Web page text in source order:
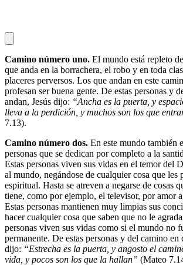
Camino número uno. El mundo está repleto
que anda en la borrachera, el robo y en toda
placeres perversos. Los que andan en este
profesan ser buena gente. De estas personas y
andan, Jesús dijo: “Ancha es la puerta, y
lleva a la perdición, y muchos son los que
7.13).
Camino número dos. En este mundo también
personas que se dedican por completo a la
Estas personas viven sus vidas en el temor del
al mundo, negándose de cualquier cosa que les
espiritual. Hasta se atreven a negarse de cosas
tiene, como por ejemplo, el televisor, por amor
Estas personas mantienen muy limpias sus
hacer cualquier cosa que saben que no le
personas viven sus vidas como si el mundo no
permanente. De estas personas y del camino en
dijo: “Estrecha es la puerta, y angosto el
vida, y pocos son los que la hallan” (Mateo